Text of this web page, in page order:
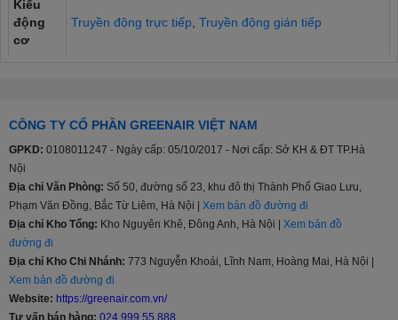
Kiểu
động
cơ
Truyền động trực tiếp Truyền động gián tiếp
khiển
Chất
lồng
giặt
Thép không gỉ
Khối
lượng
Dưới 8 kg, 8 - 9 kg, 9.5 - 10 kg, Từ 10.5 - 11 kg, Từ
11.5 - 12.5 kg, Từ 13 kg trở lên
CÔNG TY CỔ PHẦN GREENAIR VIỆT NAM
GPKD: 0108011247 - Ngày cấp: 05/10/2017 - Nơi cấp: Sở KH & ĐT TP.Hà
Nội
Địa chỉ Văn Phòng: Số 50, đường số 23, khu đô thị Thành Phố Giao Lưu,
Phạm Văn Đồng, Bắc Từ Liêm, Hà Nội | Xem bản đồ đường đi
Địa chỉ Kho Tổng: Kho Nguyên Khê, Đông Anh, Hà Nội | Xem bản đồ
đường đi
Địa chỉ Kho Chi Nhánh: 773 Nguyễn Khoái, Lĩnh Nam, Hoàng Mai, Hà Nội |
Xem bản đồ đường đi
Website: https://greenair.com.vn/